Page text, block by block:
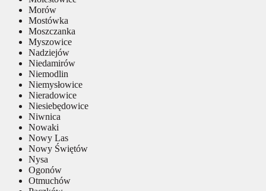
Morów
Mostówka
Moszczanka
Myszowice
Nadziejów
Niedamirów
Niemodlin
Niemysłowice
Nieradowice
Niesiebędowice
Niwnica
Nowaki
Nowy Las
Nowy Świętów
Nysa
Ogonów
Otmuchów